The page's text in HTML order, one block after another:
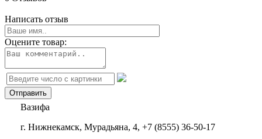
Написать отзыв
Оцените товар:
Вазифа
г. Нижнекамск, Мурадьяна, 4, +7 (8555) 36-50-17